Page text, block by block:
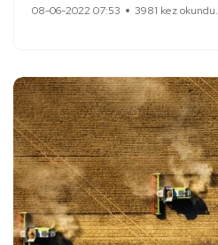
08-06-2022 07:53 3981 kez okundu.